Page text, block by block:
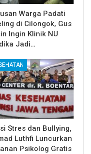
Warga Padati
di Cilongok, Gus
Ingin Klinik NU
Jadi…
Stres dan Bullying,
Luthfi Luncurkan
Psikolog Gratis